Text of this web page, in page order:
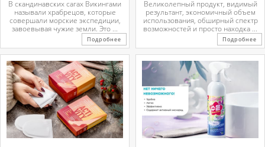
В скандинавских сагах Викингами
называли храбрецов, которые
совершали морские экспедиции,
завоевывая чужие земли. Это ...
Подробнее
Великолепный продукт, видимый
результант, экономичный объем
использования, обширный спектр
возможностей и просто находка ...
Подробнее